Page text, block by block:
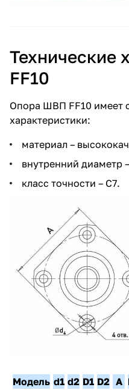
Технические
FF10
Опора ШВП FF10 имеет
характеристики:
материал –
внутренний диаметр
класс точности – С7.
Модель d1 d2 D1 D2 A